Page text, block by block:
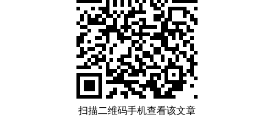
扫描二维码手机查看该文章